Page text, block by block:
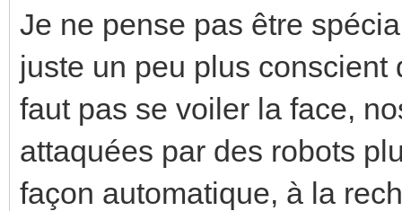
Je ne pense pas être
juste un peu plus
faut pas se voiler la face,
attaquées par des robots
façon automatique, à la